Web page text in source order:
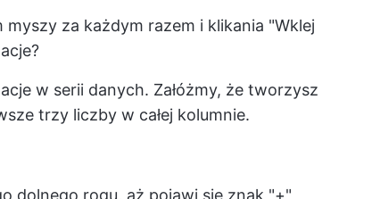
za każdym razem i klikania "Wklej
w serii danych. Załóżmy, że tworzysz
trzy liczby w całej kolumnie.
dolnego rogu, aż pojawi się znak "+"